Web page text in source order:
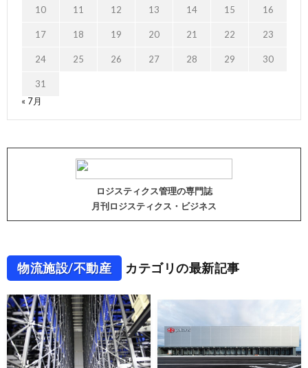
10 11 12 13 14 15 16
17 18 19 20 21 22 23
24 25 26 27 28 29 30
31
« 7月
ロジスティクス管理の専門誌
月刊ロジスティクス・ビジネス
物流施設/不動産 カテゴリの最新記事